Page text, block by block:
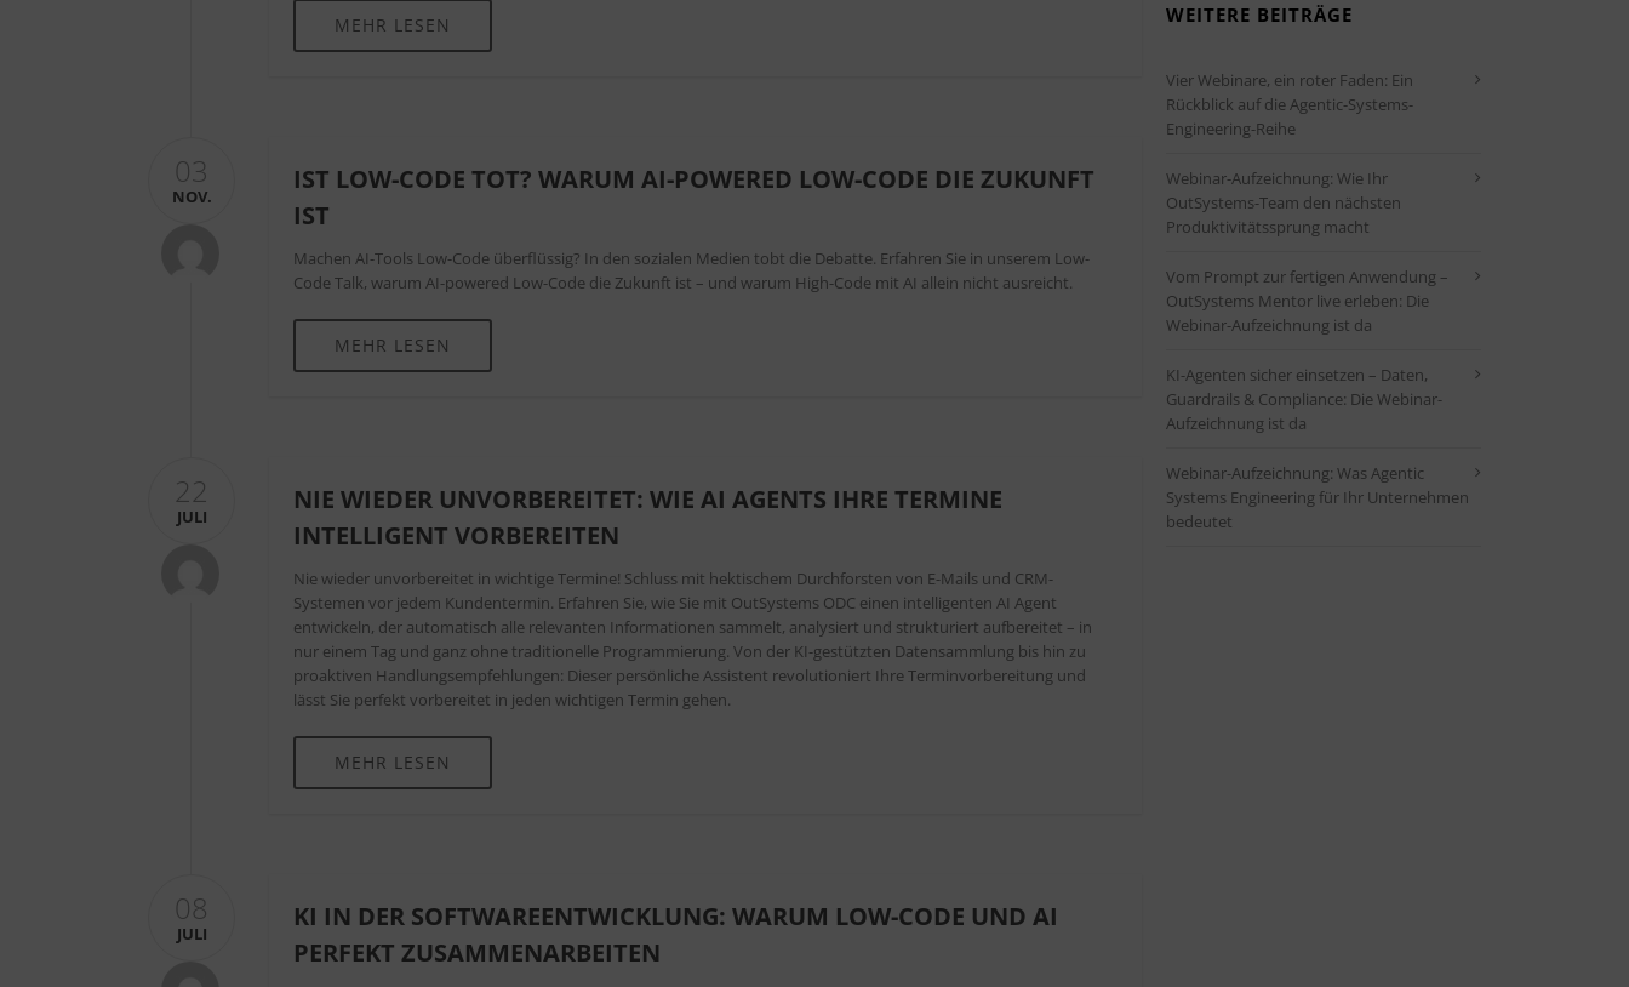
MEHR LESEN
03
NOV.
IST LOW-CODE TOT? WARUM AI-POWERED LOW-CODE DIE ZUKUNFT
IST
Machen AI-Tools Low-Code überflüssig? In den sozialen Medien tobt die Debatte. Erfahren Sie in unserem Low-
Code Talk, warum AI-powered Low-Code die Zukunft ist – und warum High-Code mit AI allein nicht ausreicht.
MEHR LESEN
22
JULI
NIE WIEDER UNVORBEREITET: WIE AI AGENTS IHRE TERMINE
INTELLIGENT VORBEREITEN
Nie wieder unvorbereitet in wichtige Termine! Schluss mit hektischem Durchforsten von E-Mails und CRM-
Systemen vor jedem Kundentermin. Erfahren Sie, wie Sie mit OutSystems ODC einen intelligenten AI Agent
entwickeln, der automatisch alle relevanten Informationen sammelt, analysiert und strukturiert aufbereitet – in
nur einem Tag und ganz ohne traditionelle Programmierung. Von der KI-gestützten Datensammlung bis hin zu
proaktiven Handlungsempfehlungen: Dieser persönliche Assistent revolutioniert Ihre Terminvorbereitung und
lässt Sie perfekt vorbereitet in jeden wichtigen Termin gehen.
MEHR LESEN
08
JULI
KI IN DER SOFTWAREENTWICKLUNG: WARUM LOW-CODE UND AI
PERFEKT ZUSAMMENARBEITEN
WEITERE BEITRÄGE
Vier Webinare, ein roter Faden: Ein
Rückblick auf die Agentic-Systems-
Engineering-Reihe
Webinar-Aufzeichnung: Wie Ihr
OutSystems-Team den nächsten
Produktivitätssprung macht
Vom Prompt zur fertigen Anwendung –
OutSystems Mentor live erleben: Die
Webinar-Aufzeichnung ist da
KI-Agenten sicher einsetzen – Daten,
Guardrails & Compliance: Die Webinar-
Aufzeichnung ist da
Webinar-Aufzeichnung: Was Agentic
Systems Engineering für Ihr Unternehmen
bedeutet